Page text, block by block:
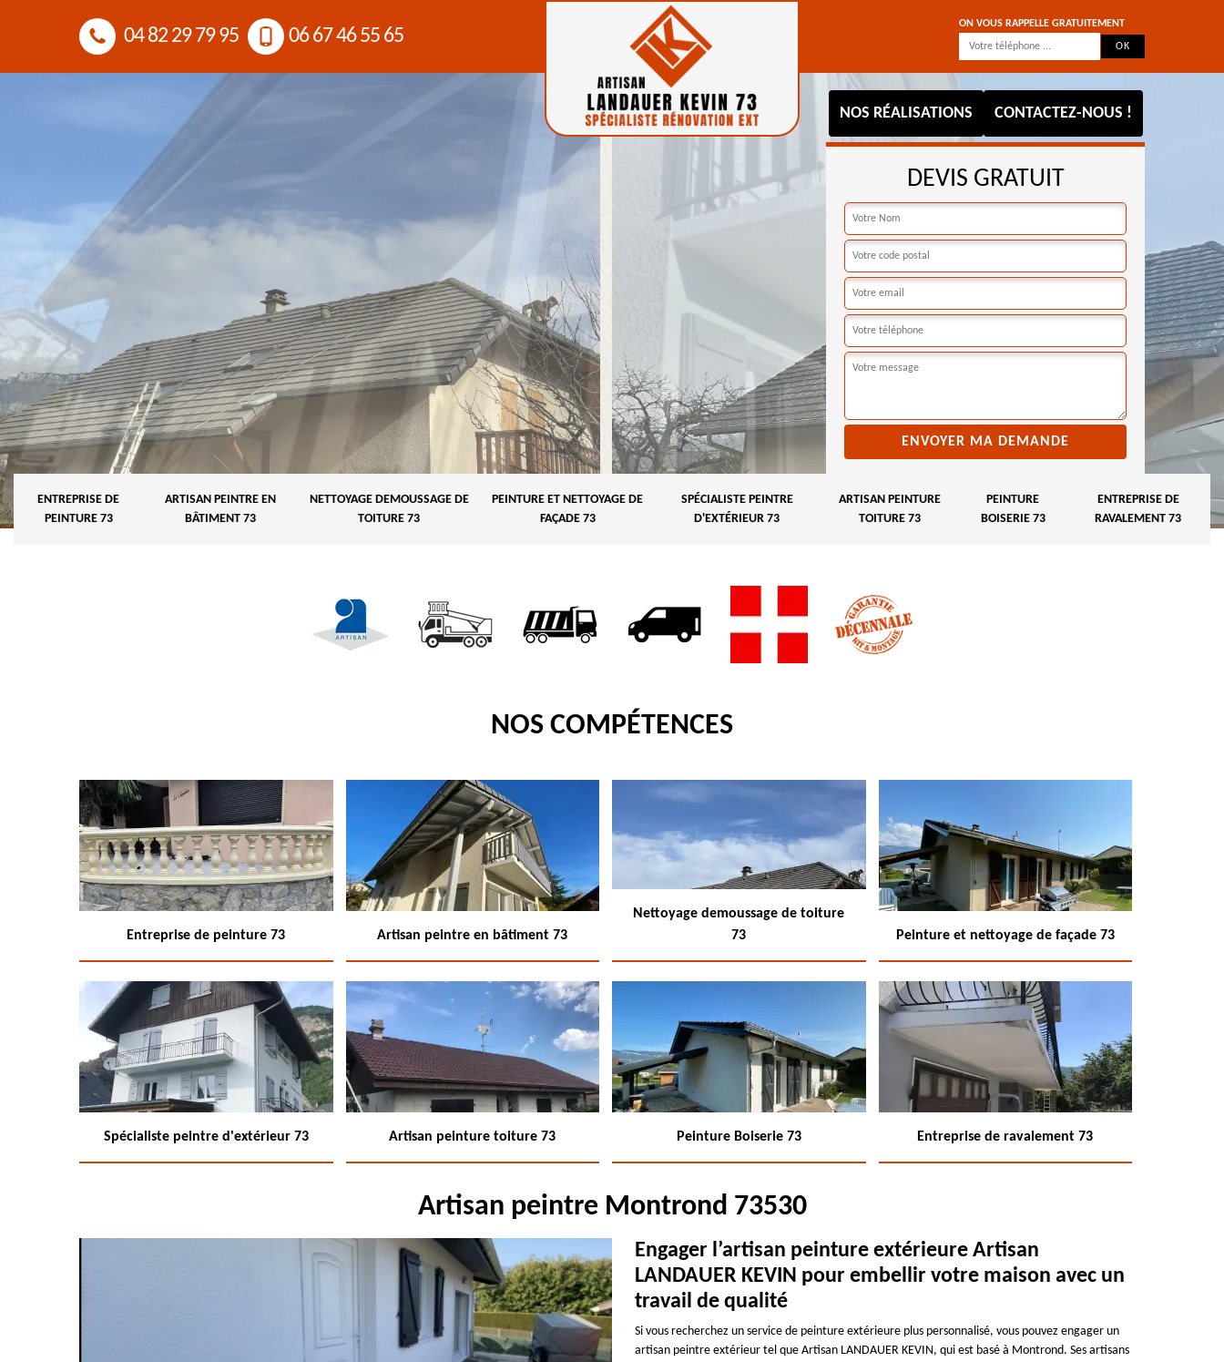
04 82 29 79 95 06 67 46 55 65
ON VOUS RAPPELLE GRATUITEMENT
NOS RÉALISATIONS CONTACTEZ-NOUS !
DEVIS GRATUIT
ENTREPRISE DE
PEINTURE 73
ARTISAN PEINTRE EN
BÂTIMENT 73
NETTOYAGE DEMOUSSAGE DE
TOITURE 73
PEINTURE ET NETTOYAGE DE
FAÇADE 73
SPÉCIALISTE PEINTRE
D'EXTÉRIEUR 73
ARTISAN PEINTURE
TOITURE 73
PEINTURE
BOISERIE 73
ENTREPRISE DE
RAVALEMENT 73
NOS COMPÉTENCES
Entreprise de peinture 73 Artisan peintre en bâtiment 73
Nettoyage demoussage de toiture
73
Peinture et nettoyage de façade 73
Spécialiste peintre d'extérieur 73 Artisan peinture toiture 73 Peinture Boiserie 73 Entreprise de ravalement 73
Artisan peintre Montrond 73530
Engager l’artisan peinture extérieure Artisan
LANDAUER KEVIN pour embellir votre maison avec un
travail de qualité
Si vous recherchez un service de peinture extérieure plus personnalisé, vous pouvez engager un
artisan peintre extérieur tel que Artisan LANDAUER KEVIN, qui est basé à Montrond. Ses artisans